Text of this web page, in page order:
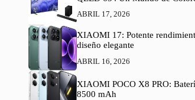
ABRIL 17, 2026
XIAOMI 17: Potente
diseño elegante
ABRIL 16, 2026
XIAOMI POCO X8 PRO:
8500 mAh